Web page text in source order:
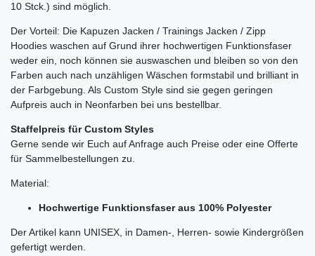
10 Stck.) sind möglich.
Der Vorteil: Die Kapuzen Jacken / Trainings Jacken / Zipp
Hoodies waschen auf Grund ihrer hochwertigen Funktionsfaser
weder ein, noch können sie auswaschen und bleiben so von den
Farben auch nach unzähligen Wäschen formstabil und brilliant in
der Farbgebung. Als Custom Style sind sie gegen geringen
Aufpreis auch in Neonfarben bei uns bestellbar.
Staffelpreis für Custom Styles
Gerne sende wir Euch auf Anfrage auch Preise oder eine Offerte
für Sammelbestellungen zu.
Material:
Hochwertige Funktionsfaser aus 100% Polyester
Der Artikel kann UNISEX, in Damen-, Herren- sowie Kindergrößen
gefertigt werden.